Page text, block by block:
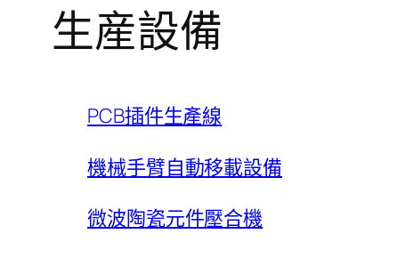
生産設備
PCB插件生產線
機械手臂自動移載設備
微波陶瓷元件壓合機